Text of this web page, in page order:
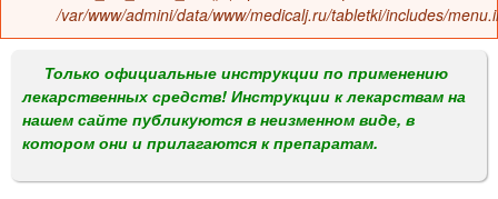
е
е
н
ю
ошибке
/var/www/admini/data/www/medicalj.ru/tabletki/includes/
Только официальные инструкции по применению
лекарственных средств! Инструкции к лекарствам на
нашем сайте публикуются в неизменном виде, в
котором они и прилагаются к препаратам.